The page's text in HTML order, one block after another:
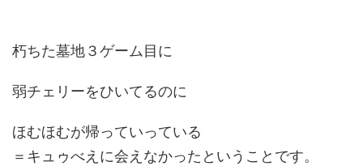
朽ちた墓地３ゲーム目に
弱チェリーをひいてるのに
ほむほむが帰っていっている
＝キュゥべえに会えなかったということです。